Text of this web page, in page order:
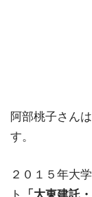
阿部桃子さん
す。
２０１５年大